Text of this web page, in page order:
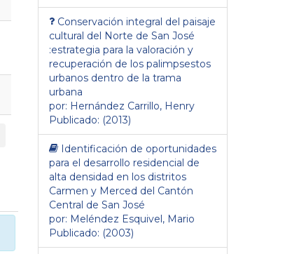
Conservación integral del paisaje
cultural del Norte de San José
:estrategia para la valoración y
recuperación de los palimpsestos
urbanos dentro de la trama
urbana
por: Hernández Carrillo, Henry
Publicado: (2013)
Identificación de oportunidades
para el desarrollo residencial de
alta densidad en los distritos
Carmen y Merced del Cantón
Central de San José
por: Meléndez Esquivel, Mario
Publicado: (2003)